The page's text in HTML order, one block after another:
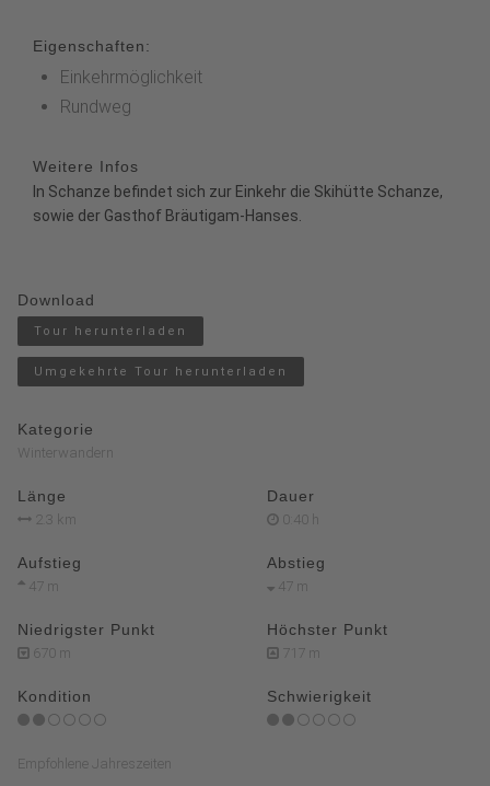
Eigenschaften:
Einkehrmöglichkeit
Rundweg
Weitere Infos
In Schanze befindet sich zur Einkehr die Skihütte Schanze,
sowie der Gasthof Bräutigam-Hanses.
Download
Tour herunterladen
Umgekehrte Tour herunterladen
Kategorie
Winterwandern
Länge
2.3 km
Dauer
0:40 h
Aufstieg
47 m
Abstieg
47 m
Niedrigster Punkt
670 m
Höchster Punkt
717 m
Kondition Schwierigkeit
Empfohlene Jahreszeiten